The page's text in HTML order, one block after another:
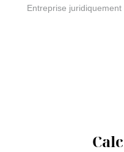
Entreprise